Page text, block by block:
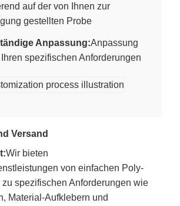
auf der von Ihnen zur
gestellten Probe
Anpassung:Anpassung
spezifischen Anforderungen
Versand
Wir bieten
von einfachen Poly-
spezifischen Anforderungen wie
Material-Aufklebern und